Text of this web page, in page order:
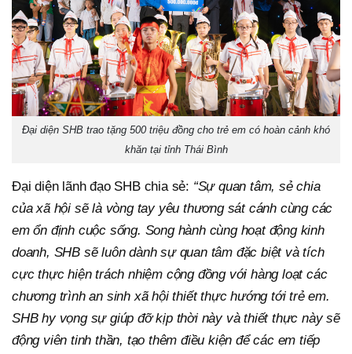
Đại diện SHB trao tặng 500 triệu đồng cho trẻ em có hoàn cảnh khó
khăn tại tỉnh Thái Bình
Đại diện lãnh đạo SHB chia sẻ: “Sự quan tâm, sẻ chia
của xã hội sẽ là vòng tay yêu thương sát cánh cùng các
em ổn định cuộc sống. Song hành cùng hoạt động kinh
doanh, SHB sẽ luôn dành sự quan tâm đặc biệt và tích
cực thực hiện trách nhiệm cộng đồng với hàng loạt các
chương trình an sinh xã hội thiết thực hướng tới trẻ em.
SHB hy vọng sự giúp đỡ kịp thời này và thiết thực này sẽ
động viên tinh thần, tạo thêm điều kiện để các em tiếp